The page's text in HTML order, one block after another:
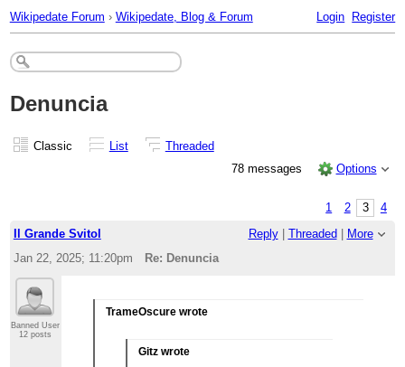
Wikipedate Forum › Wikipedate, Blog & Forum Login Register
Denuncia
Classic List
Threaded
78 messages
Options
1 2 3
4
Il Grande Svitol
Reply| Threaded
More
Jan 22, 2025; 11:20pm
Re: Denuncia
Banned User
12 posts
TrameOscure wrote
Gitz wrote